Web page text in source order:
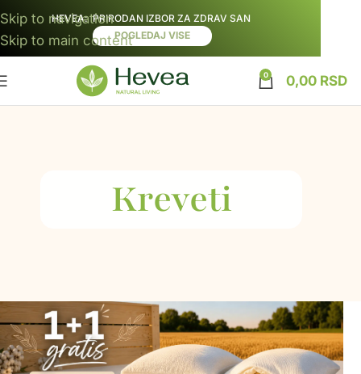
Skip to navigation
Skip to main content
0 0,00 RSD
Kreveti
HEVEA: PRIRODAN IZBOR ZA ZDRAV SAN
POGLEDAJ VISE